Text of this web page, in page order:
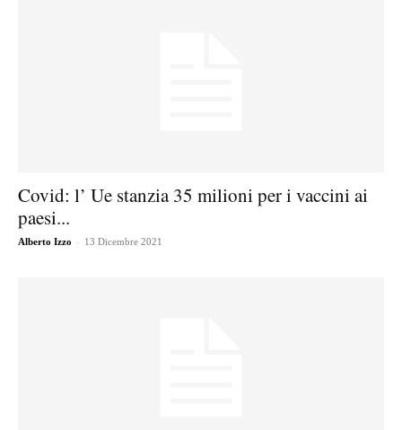
Covid: l’ Ue stanzia 35 milioni per i vaccini ai
paesi...
Alberto Izzo - 13 Dicembre 2021